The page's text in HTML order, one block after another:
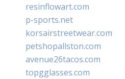
resinflowart.com
p-sports.net
korsairstreetwear.com
petshopallston.com
avenue26tacos.com
topgglasses.com